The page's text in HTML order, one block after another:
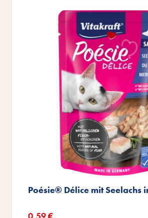
Poésie® Délice mit Seelachs
Sonderangebot